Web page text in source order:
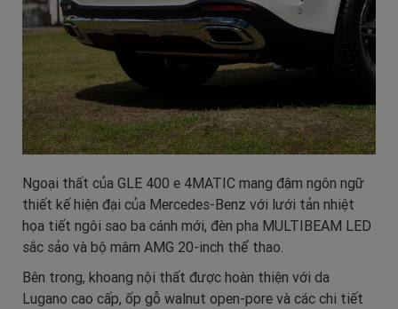
Ngoại thất của GLE 400 e 4MATIC mang đậm ngôn ngữ
thiết kế hiện đại của Mercedes-Benz với lưới tản nhiệt
họa tiết ngôi sao ba cánh mới, đèn pha MULTIBEAM LED
sắc sảo và bộ mâm AMG 20-inch thể thao.
Bên trong, khoang nội thất được hoàn thiện với da
Lugano cao cấp, ốp gỗ walnut open-pore và các chi tiết